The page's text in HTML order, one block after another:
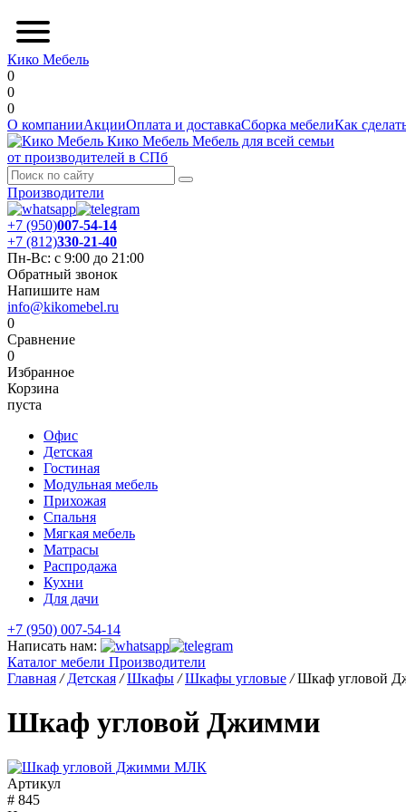
Кико Мебель
0
0
0
О компанииАкцииОплата и доставкаСборка мебелиКак
Кико Мебель Мебель для всей семьи
от производителей в СПб
Производители
+7 (950)007-54-14
+7 (812)330-21-40
Пн-Вс: с 9:00 до 21:00
Обратный звонок
Напишите нам
info@kikomebel.ru
0
Сравнение
0
Избранное
Корзина
пуста
Офис
Детская
Гостиная
Модульная мебель
Прихожая
Спальня
Мягкая мебель
Матрасы
Распродажа
Кухни
Для дачи
+7 (950) 007-54-14
Написать нам:
Каталог мебели Производители
Главная / Детская / Шкафы / Шкафы угловые / Шкаф угловой
Шкаф угловой Джимми
Артикул
# 845